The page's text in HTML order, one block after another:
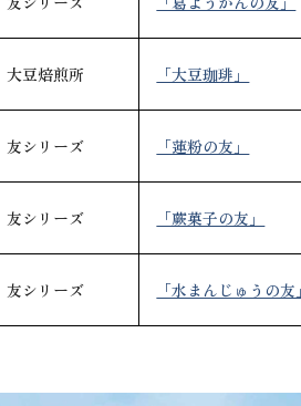
大豆焙煎所 「大豆珈琲」
友シリーズ 「蓮粉の友」
友シリーズ 「蕨菓子の友」
友シリーズ 「水まんじゅうの友